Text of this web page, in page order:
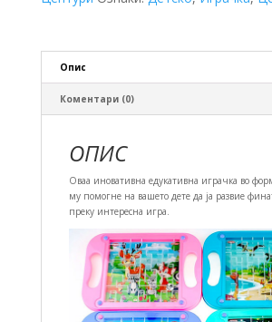
Опис
Коментари (0)
ОПИС
Оваа иновативна едукативна играчка во
му помогне на вашето дете да ја развие
преку интересна игра.